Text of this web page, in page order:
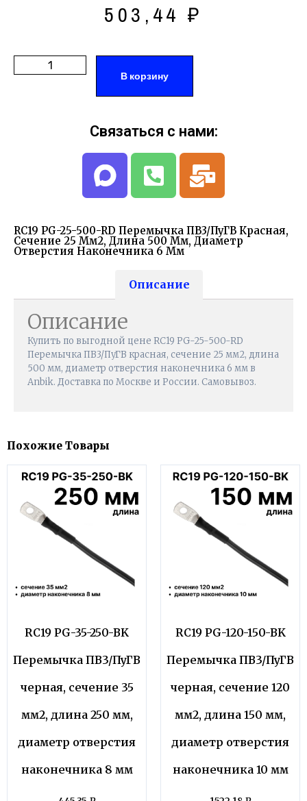
503,44₽
В корзину
RC19 PG-25-500-RD Перемычка ПВ3/ПуГВ Красная,
Сечение 25 Мм2, Длина 500 Мм, Диаметр
Отверстия Наконечника 6 Мм
Описание
Описание
Купить по выгодной цене RC19 PG-25-500-RD
Перемычка ПВ3/ПуГВ красная, сечение 25 мм2, длина
500 мм, диаметр отверстия наконечника 6 мм в
Anbik. Доставка по Москве и России. Самовывоз.
Связаться с нами:
Похожие Товары
RC19 PG-35-250-BK
Перемычка ПВ3/ПуГВ
черная, сечение 35
мм2, длина 250 мм,
диаметр отверстия
наконечника 8 мм
RC19 PG-120-150-BK
Перемычка ПВ3/ПуГВ
черная, сечение 120
мм2, длина 150 мм,
диаметр отверстия
наконечника 10 мм